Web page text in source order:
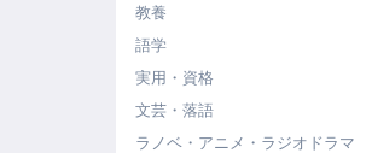
教養
語学
実用・資格
文芸・落語
ラノベ・アニメ・ラジオドラマ